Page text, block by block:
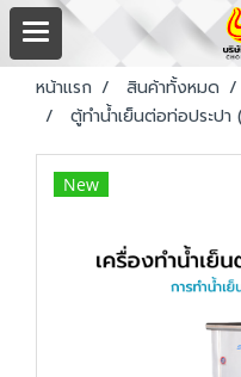
หน้าแรก สินค้าทั้งหมด
ตู้ทำน้ำเย็นต่อท่อประป
New